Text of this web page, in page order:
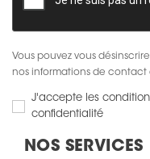
Vous pouvez vous
nos informations de contact
J'accepte les
confidentialité
NOS SERVICES